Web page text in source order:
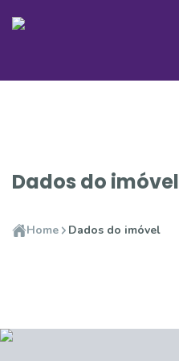
Dados do imóvel
Home Dados do imóvel